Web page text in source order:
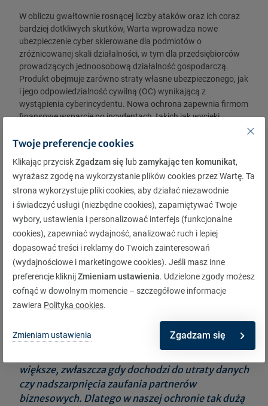
W obliczu gwałtownie rosnącej liczby ataków oraz ich coraz
bardziej dotkliwych skutków, Warta wprowadza nowe
ubezpieczenie cyber skierowane dla podmiotów o
zróżnicowanej skali działalności, w tym dla przedsiębiorców
prowadzących jednoosobową działalność gospodarczą.
Produkt obejmuje zarówno straty własne ubezpieczonego, jak
i jego odpowiedzialność cywilną (OC) wynikającą z
wystąpienia cyberincydentu. Nowa ochrona zapewnia firmom
finansowe wsparcie po incydentach, takich jak wycieki
dostępu do kluczowych informacji biznesowych.
Produkt uwzględnia również odpowiedzialność medialną,
istotną w przypadku nieautoryzowanego publikowania treści
czy naruszenia praw autorskich na stronach internetowych
lub w mediach społecznościowych firmy. Ubezpieczenie
obejmuje koszty postępowań regulacyjnych i stawiennictwa
przy obronie przed roszczeniami, a także wydatki na
udokumentowanie szkody w przypadku zakresów ochrony:
odzyskanie danych i straty wynikające z przerwy w
działalności.
Przestój po cyberataku to dla wielu firm
najboleśniejszy skutek incydentu. Średni koszt
takiej przerwy może sięgać setek tysięcy, a nawet
większe, zwłaszcza gdy dochodzi do utraty danych
czy nadszarpnięcia zaufania partnerów
biznesowych. Dlatego w naszej ochronie tak dużą
Twoje preferencje cookies
Klikając przyciskZgadzam się lubzamykając ten komunikat,
wyrażasz zgodę na wykorzystanie plików cookies przez Wartę. Ta
strona wykorzystuje pliki cookies, aby działać niezawodnie
i świadczyć usługi (niezbędne cookies), zapamiętywać Twoje
wybory, ustawienia i personalizować interfejs (funkcjonalne
cookies), zapewniać wydajność, analizować ruch i lepiej
dopasować treści i reklamy do Twoich zainteresowań
(wydajnościowe i marketingowe cookies). Jeśli masz inne
preferencje kliknijZmieniam ustawienia. Udzielone zgody możesz
cofnąć w dowolnym momencie – szczegółowe informacje
zawiera Polityka cookies.
Zmieniam ustawienia Zgadzam się